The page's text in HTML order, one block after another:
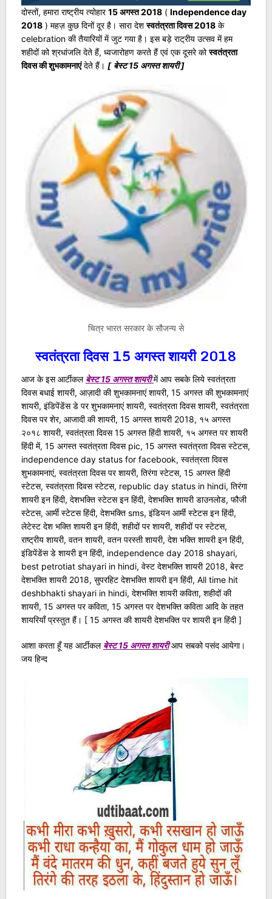
दोस्तों, हमारा राष्ट्रीय त्योहार15 अगस्त 2018( Independence day
2018) महज़ कुछ दिनों दूर है। सारा देशस्वतंत्रता दिवस 2018के
celebration की तैयारियों में जुट गया है। इस बड़े राट्रीय उत्सव में हम
शहीदों को श्रधांजलि देते हैं, ध्वजारोहण करते हैं एवं एक दूसरे कोस्वतंत्रता
दिवस की शुभकामनाएंदेते हैं। [ बेस्ट 15 अगस्त शायरी ]
चित्र भारत सरकार के सौजन्य से
स्वतंत्रता दिवस 15 अगस्त शायरी 2018
आज के इस आर्टीकल बेस्ट 15 अगस्त शायरी में आप सबके लिये स्वतंत्रता
दिवस बधाई शायरी, आज़ादी की शुभकामनाएं शायरी, 15 अगस्त की शुभकामनाएं
शायरी, इंडिपेंडेंस डे पर शुभकामनाएं शायरी, स्वतंत्रता दिवस शायरी, स्वतंत्रता
दिवस पर शेर, आजादी की शायरी, 15 अगस्त शायरी 2018, १५ अगस्त
२०१८ शायरी, स्वतंत्रता दिवस 15 अगस्त हिंदी शायरी, १५ अगस्त पर शायरी
हिंदी में, 15 अगस्त स्वतंत्रता दिवस pic, 15 अगस्त स्वतंत्रता दिवस स्टेटस,
independence day status for facebook, स्वतंत्रता दिवस
शुभकामनाएं, स्वतंत्रता दिवस पर शायरी, तिरंगा स्टेटस, 15 अगस्त हिंदी
स्टेटस, स्वतंत्रता दिवस स्टेटस, republic day status in hindi, तिरंगा
शायरी इन हिंदी, देशभक्ति स्टेटस इन हिंदी, देशभक्ति शायरी डाउनलोड, फौजी
स्टेटस, आर्मी स्टेटस हिंदी, देशभक्ति sms, इंडियन आर्मी स्टेटस इन हिंदी,
लेटेस्ट देश भक्ति शायरी इन हिंदी, शहीदों पर शायरी, शहीदों पर स्टेटस,
राष्ट्रीय शायरी, वतन शायरी, वतन परस्ती शायरी, देश भक्ति शायरी इन हिंदी,
इंडिपेंडेंस डे शायरी इन हिंदी, independence day 2018 shayari,
best petrotiat shayari in hindi, वेस्ट देशभक्ति शायरी 2018, बेस्ट
देशभक्ति शायरी 2018, सुपरहिट देशभक्ति शायरी इन हिंदी, All time hit
deshbhakti shayari in hindi, देशभक्ति शायरी कविता, शहीदों की
शायरी, 15 अगस्त पर कविता, 15 अगस्त पर देशभक्ति कविता आदि के तहत
शायरियाँ प्रस्तुत हैं। [ 15 अगस्त की शायरी देशभक्ति पर शायरी इन हिंदी ]
आशा करता हूँ यह आर्टीकल बेस्ट 15 अगस्त शायरीआप सबको पसंद आयेगा।
जय हिन्द